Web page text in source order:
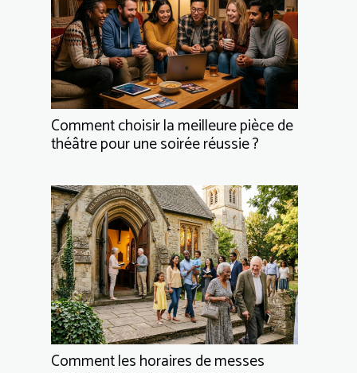
Comment choisir la meilleure pièce de
théâtre pour une soirée réussie ?
Comment les horaires de messes